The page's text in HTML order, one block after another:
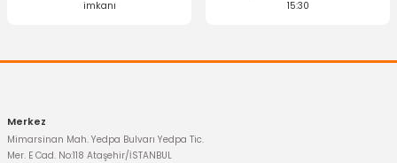
imkanı
15:30
Merkez
Mimarsinan Mah. Yedpa Bulvarı Yedpa Tic.
Mer. E Cad. No:118 Ataşehir/İSTANBUL